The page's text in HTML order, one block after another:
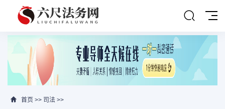
首页 >> 司法 >>